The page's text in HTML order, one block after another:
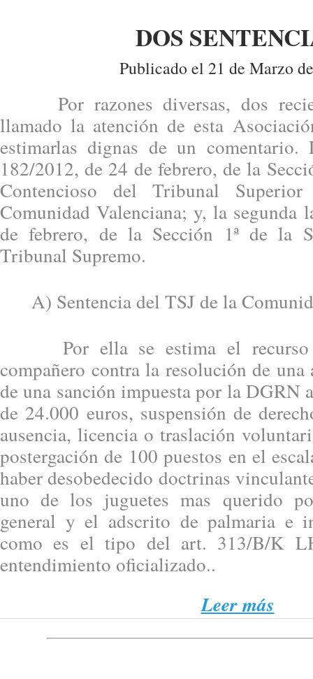
DOS
Publicado el 21 de Marzo
Por razones diversas, dos
llamado la atención de esta
estimarlas dignas de un
182/2012, de 24 de febrero, de la
Contencioso del Tribunal
Comunidad Valenciana; y, la segunda
de febrero, de la Sección 1ª de la
Tribunal Supremo.
A) Sentencia del TSJ de la
Por ella se estima el recurso
compañero contra la resolución de
de una sanción impuesta por la DGRN
de 24.000 euros, suspensión de
ausencia, licencia o traslación
postergación de 100 puestos en el
haber desobedecido doctrinas
uno de los juguetes mas querido
general y el adscrito de palmaria e
como es el tipo del art. 313/B/K
entendimiento oficializado..
Leer más